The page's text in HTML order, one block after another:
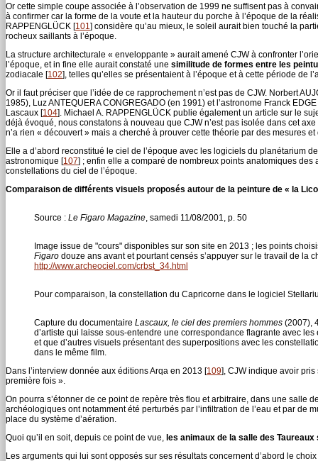
Or cette simple coupe associée à l’observation de 1999 ne suffisent pas à
à confirmer car la forme de la voute et la hauteur du porche à l’époque de la
RAPPENGLÜCK [101 ] considère qu’au mieux, le soleil aurait bien touché la
rocheux saillants à l’époque.
La structure architecturale « enveloppante » aurait amené CJW à confronter
l’époque, et in fine elle aurait constaté une similitude de formes entre les
zodiacale [102] , telles qu’elles se présentaient à l’époque et à cette période de
Or il faut préciser que l’idée de ce rapprochement n’est pas de CJW. Norbert
1985), Luz ANTEQUERA CONGREGADO (en 1991) et l’astronome Franck
Lascaux [104] . Michael A. RAPPENGLÜCK publie également un article sur le
déjà évoqué, nous constatons à nouveau que CJW n’est pas isolée dans cet
n’a rien « découvert » mais a cherché à prouver cette théorie par des mesures
Elle a d’abord reconstitué le ciel de l’époque avec les logiciels du planétarium
astronomique [107] ; enfin elle a comparé de nombreux points anatomiques
constellations du ciel de l’époque.
Comparaison de différents visuels proposés autour de la peinture de « la
Source : Le Figaro Magazine , samedi 11/08/2001, p. 50
Image issue de "cours" disponibles sur son site en 2013 ; les points
Figaro douze ans avant et pourtant censés s’appuyer sur le travail de la
http://www.archeociel.com/crbst_34.html
Pour comparaison, la constellation du Capricorne dans le logiciel
Capture du documentaire Lascaux, le ciel des premiers hommes (2007),
d’artiste qui laisse sous-entendre une correspondance flagrante avec les
et que d’autres visuels présentant des superpositions avec les
dans le même film.
Dans l’interview donnée aux éditions Arqa en 2013 [109] , CJW indique avoir
première fois ».
On pourra s’étonner de ce point de repère très flou et arbitraire, dans une salle
archéologiques ont notamment été perturbés par l’infiltration de l’eau et par
place du système d’aération.
Quoi qu’il en soit, depuis ce point de vue, les animaux de la salle des
Les arguments qui lui sont opposés sur ses résultats concernent d’abord le